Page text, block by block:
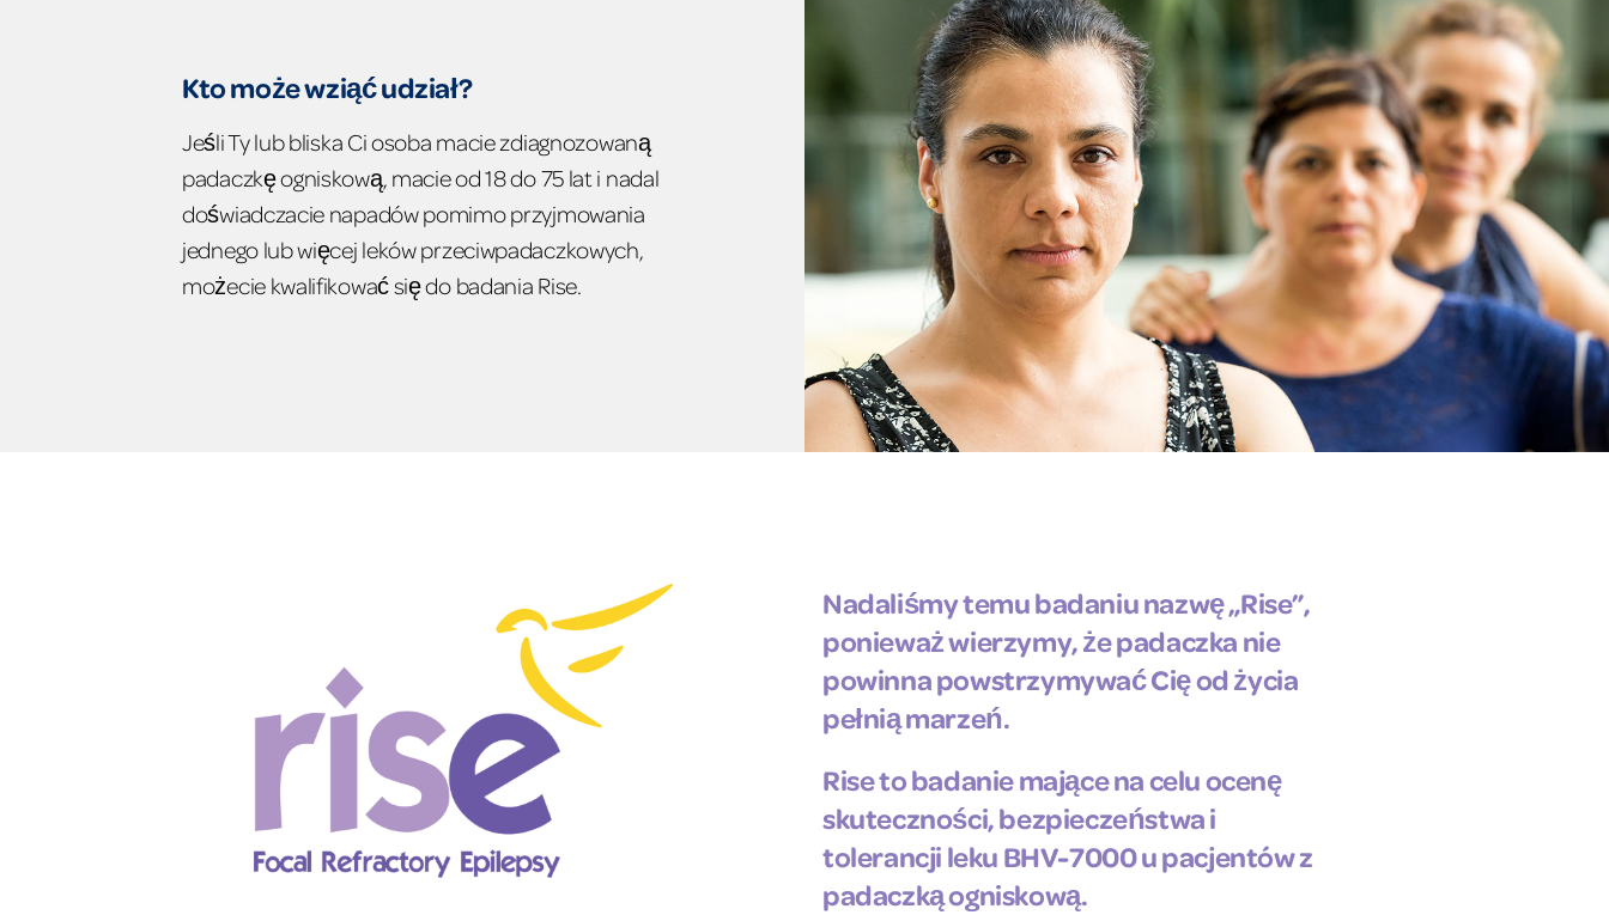
Kto może wziąć udział?
Jeśli Ty lub bliska Ci osoba macie zdiagnozowaną
padaczkę ogniskową, macie od 18 do 75 lat i nadal
doświadczacie napadów pomimo przyjmowania
jednego lub więcej leków przeciwpadaczkowych,
możecie kwalifikować się do badania Rise.
Nadaliśmy temu badaniu nazwę „Rise”,
ponieważ wierzymy, że padaczka nie
powinna powstrzymywać Cię od życia
pełnią marzeń.
Rise to badanie mające na celu ocenę
skuteczności, bezpieczeństwa i
tolerancji leku BHV-7000 u pacjentów z
padaczką ogniskową.